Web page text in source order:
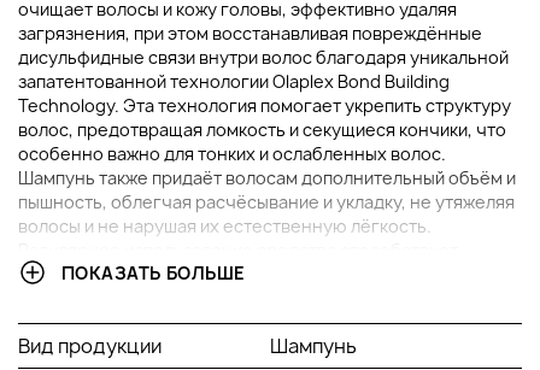
очищает волосы и кожу головы, эффективно удаляя
загрязнения, при этом восстанавливая повреждённые
дисульфидные связи внутри волос благодаря уникальной
запатентованной технологии Olaplex Bond Building
Technology. Эта технология помогает укрепить структуру
волос, предотвращая ломкость и секущиеся кончики, что
особенно важно для тонких и ослабленных волос.
Шампунь также придаёт волосам дополнительный объём и
пышность, облегчая расчёсывание и укладку, не утяжеляя
волосы и не нарушая их естественную лёгкость.
заметному улучшению здоровья волос, делая их более
ОСНОВНЫЕ ИНГРЕДИЕНТЫ И ИХ ПРЕИМУЩЕСТВА
ПОКАЗАТЬ БОЛЬШЕ
Вид продукции Шампунь